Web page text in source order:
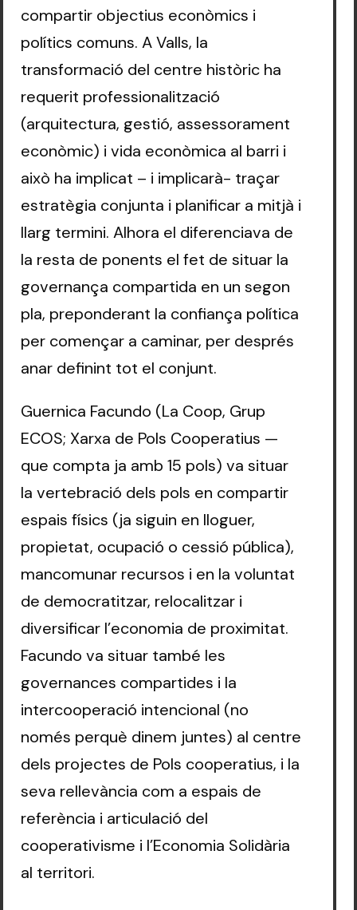
compartir objectius econòmics i
polítics comuns. A Valls, la
transformació del centre històric ha
requerit professionalització
(arquitectura, gestió, assessorament
econòmic) i vida econòmica al barri i
això ha implicat – i implicarà- traçar
estratègia conjunta i planificar a mitjà i
llarg termini. Alhora el diferenciava de
la resta de ponents el fet de situar la
governança compartida en un segon
pla, preponderant la confiança política
per començar a caminar, per després
anar definint tot el conjunt.
Guernica Facundo (La Coop, Grup
ECOS; Xarxa de Pols Cooperatius —
que compta ja amb 15 pols) va situar
la vertebració dels pols en compartir
espais físics (ja siguin en lloguer,
propietat, ocupació o cessió pública),
mancomunar recursos i en la voluntat
de democratitzar, relocalitzar i
diversificar l’economia de proximitat.
Facundo va situar també les
governances compartides i la
intercooperació intencional (no
només perquè dinem juntes) al centre
dels projectes de Pols cooperatius, i la
seva rellevància com a espais de
referència i articulació del
cooperativisme i l’Economia Solidària
al territori.